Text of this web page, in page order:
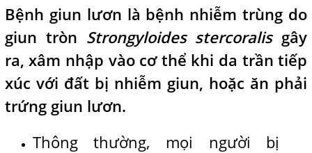
Bệnh giun lươn là bệnh nhiễm trùng do
giun tròn Strongyloides stercoralisgây
ra, xâm nhập vào cơ thể khi da trần tiếp
xúc với đất bị nhiễm giun, hoặc ăn phải
trứng giun lươn.
Thông thường, mọi người bị